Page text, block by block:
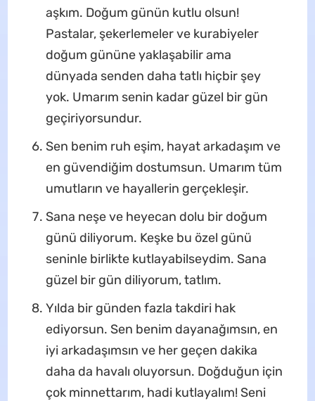
aşkım. Doğum günün kutlu olsun!
Pastalar, şekerlemeler ve kurabiyeler
doğum gününe yaklaşabilir ama
dünyada senden daha tatlı hiçbir şey
yok. Umarım senin kadar güzel bir gün
geçiriyorsundur.
Sen benim ruh eşim, hayat arkadaşım ve
en güvendiğim dostumsun. Umarım tüm
umutların ve hayallerin gerçekleşir.
Sana neşe ve heyecan dolu bir doğum
günü diliyorum. Keşke bu özel günü
seninle birlikte kutlayabilseydim. Sana
güzel bir gün diliyorum, tatlım.
Yılda bir günden fazla takdiri hak
ediyorsun. Sen benim dayanağımsın, en
iyi arkadaşımsın ve her geçen dakika
daha da havalı oluyorsun. Doğduğun için
çok minnettarım, hadi kutlayalım! Seni